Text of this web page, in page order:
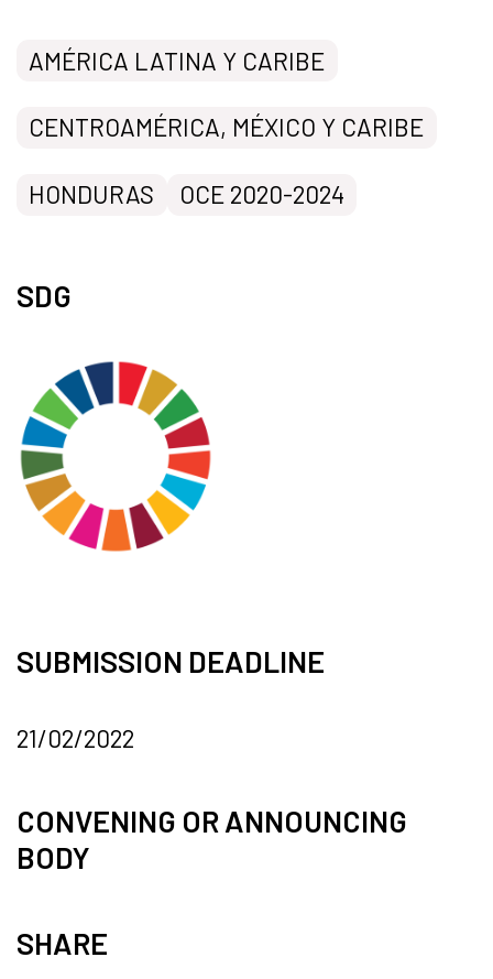
AMÉRICA LATINA Y CARIBE
CENTROAMÉRICA, MÉXICO Y CARIBE
HONDURAS OCE 2020-2024
SDG
SUBMISSION DEADLINE
21/02/2022
CONVENING OR ANNOUNCING
BODY
SHARE